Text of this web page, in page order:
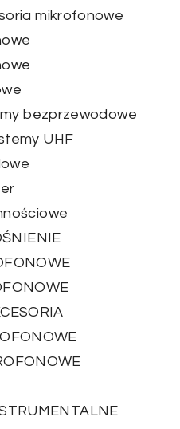
mikrofonowe
bezprzewodowe
UHF